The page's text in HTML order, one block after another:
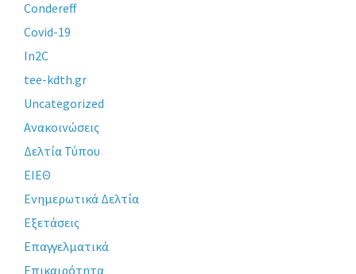
Condereff
Covid-19
In2C
tee-kdth.gr
Uncategorized
Ανακοινώσεις
Δελτία Τύπου
ΕΙΕΘ
Ενημερωτικά Δελτία
Εξετάσεις
Επαγγελματικά
Επικαιρότητα